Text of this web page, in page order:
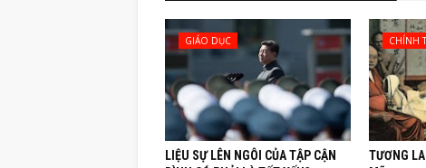
GIÁO DỤC
LIỆU SỰ LÊN NGÔI CỦA TẬP CẬN
CHÍNH
TƯƠNG